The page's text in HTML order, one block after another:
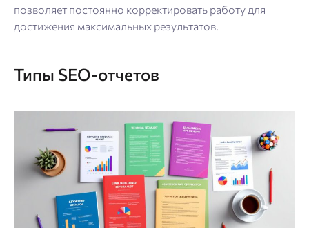
позволяет постоянно корректировать работу для
достижения максимальных результатов.
Типы SEO-отчетов